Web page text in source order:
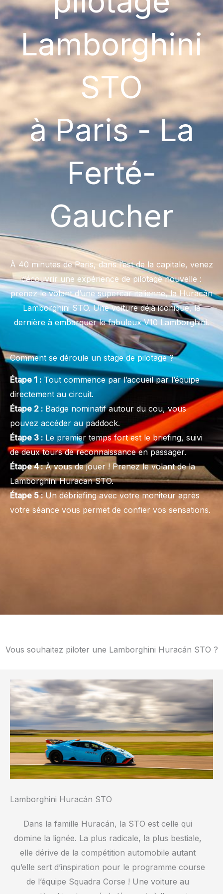
Lamborghini
STO
à Paris - La
Ferté-
Gaucher
À 40 minutes de Paris, dans l’est de la capitale, venez
découvrir une expérience de pilotage nouvelle :
prenez le volant d’une supercar italienne, la Huracán
Lamborghini STO. Une voiture déjà iconique, la
dernière à embarquer le fabuleux V10 Lamborghini.
Comment se déroule un stage de pilotage ?
Étape 1 : Tout commence par l’accueil par l’équipe
directement au circuit.
Étape 2 : Badge nominatif autour du cou, vous
pouvez accéder au paddock.
Étape 3 :Le premier temps fort est le briefing, suivi
de deux tours de reconnaissance en passager.
Étape 4 :À vous de jouer ! Prenez le volant de la
Lamborghini Huracan STO.
Étape 5 :Un débriefing avec votre moniteur après
votre séance vous permet de confier vos sensations.
Vous souhaitez piloter une Lamborghini Huracán STO ?
Lamborghini Huracán STO
Dans la famille Huracán, la STO est celle qui
domine la lignée. La plus radicale, la plus bestiale,
elle dérive de la compétition automobile autant
qu’elle sert d’inspiration pour le programme course
de l’équipe Squadra Corse ! Une voiture au